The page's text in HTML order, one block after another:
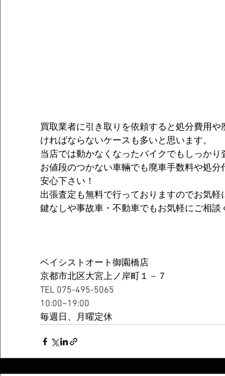
買取業者に引き取りを依頼すると処分費用
ければならないケースも多いと思います。
当店では動かなくなったバイクでもしっか
お値段のつかない車輛でも廃車手数料や処
安心下さい！
出張査定も無料で行っておりますのでお気軽
鍵なしや事故車・不動車でもお気軽にご相談
ベイシストオート御園橋店
京都市北区大宮上ノ岸町１－７
TEL 075-495-5065
10:00~19:00
毎週日、月曜定休